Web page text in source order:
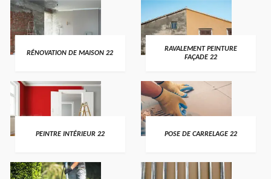
RÉNOVATION DE MAISON 22
RAVALEMENT PEINTURE
FAÇADE 22
PEINTRE INTÉRIEUR 22 POSE DE CARRELAGE 22